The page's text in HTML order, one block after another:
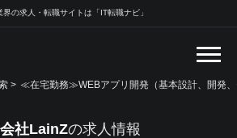
の求人・転職サイトは「IT転職ナビ」
> ≪在宅勤務≫WEBアプリ開発（基本設計、開発
社LainZの求人情報